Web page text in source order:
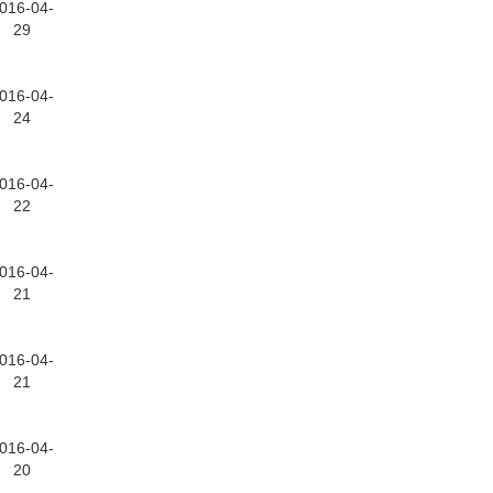
04-
29
04-
24
04-
22
04-
21
04-
21
04-
20